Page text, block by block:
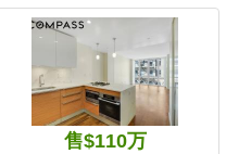
售$110万